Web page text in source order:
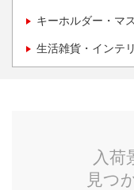
キーホルダー・マ
生活雑貨・インテ